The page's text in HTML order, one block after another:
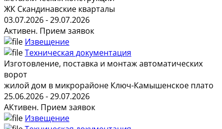
ЖК Скандинавские кварталы
03.07.2026 - 29.07.2026
Активен. Прием заявок
Извещение
Техническая документация
Изготовление, поставка и монтаж автоматических
ворот
жилой дом в микрорайоне Ключ-Камышенское плато
25.06.2026 - 29.07.2026
АКтивен. Прием заявок
Извещение